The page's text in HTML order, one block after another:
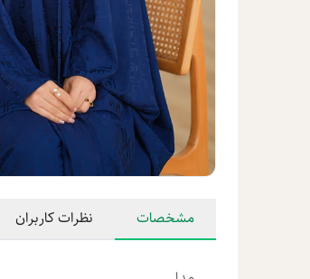
مشخصات نظرات کاربران